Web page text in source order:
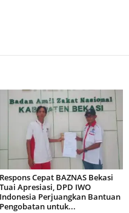
Respons Cepat BAZNAS Bekasi
Tuai Apresiasi, DPD IWO
Indonesia Perjuangkan Bantuan
Pengobatan untuk...